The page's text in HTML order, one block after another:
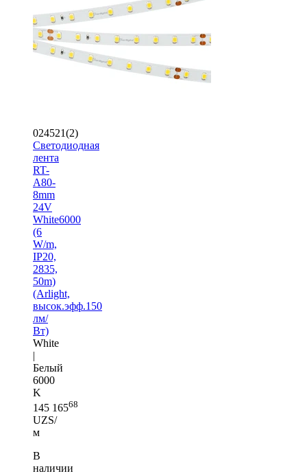
024521(2)
Светодиодная
лента
RT-
A80-
8mm
24V
White6000
(6
W/m,
IP20,
2835,
50m)
(Arlight,
высок.эфф.150
лм/
Вт)
White
|
Белый
6000
K
145 16568
UZS/
м
В
наличии